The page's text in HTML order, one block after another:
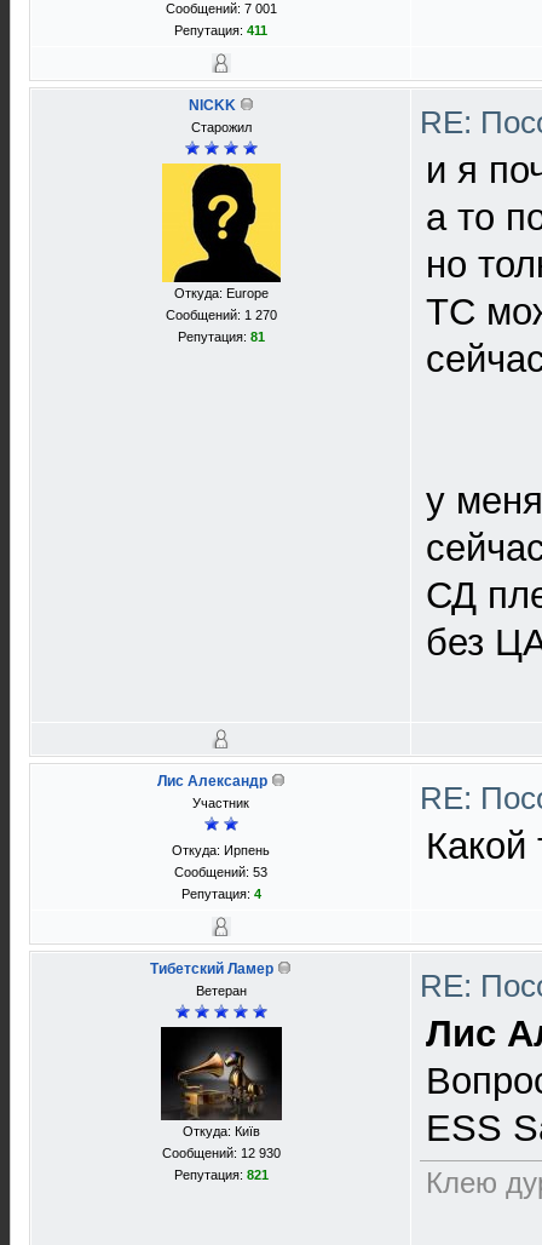
Сообщений: 7 001
Репутация: 411
NICKK
Старожил
Откуда: Europe
Сообщений: 1 270
Репутация: 81
RE:
и я
а то
но
ТС
у
СД
без
Лис Александр
Участник
Откуда: Ирпень
Сообщений: 53
Репутация: 4
RE:
Какой
Тибетский Ламер
Ветеран
Откуда: Київ
Сообщений: 12 930
Репутация: 821
RE:
Лис
ESS
Клею